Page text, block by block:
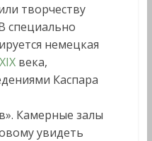
творчеству
специально
немецкая
века,
Каспара
Камерные залы
увидеть